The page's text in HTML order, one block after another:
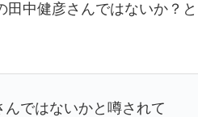
中健彦さんではないか？と
ではないかと噂されて